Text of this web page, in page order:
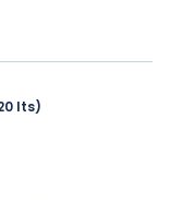
lts)